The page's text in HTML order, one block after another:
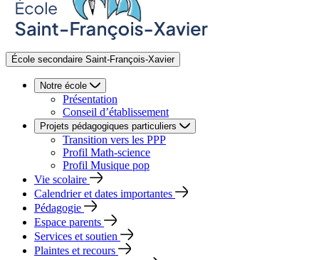
École secondaire Saint-François-Xavier
Notre école
Présentation
Conseil d’établissement
Projets pédagogiques particuliers
Transition vers les PPP
Profil Math-science
Profil Musique pop
Vie scolaire
Calendrier et dates importantes
Pédagogie
Espace parents
Services et soutien
Plaintes et recours